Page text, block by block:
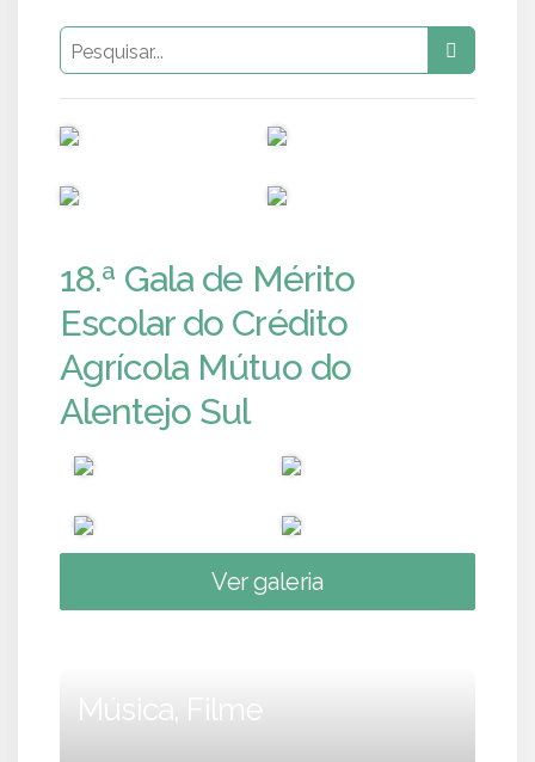
18.ª Gala de Mérito
Escolar do Crédito
Agrícola Mútuo do
Alentejo Sul
Ver galeria
Música, Filme